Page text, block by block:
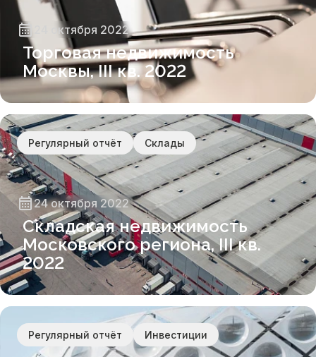
24 октября 2022
Торговая недвижимость
Москвы, III кв. 2022
Регулярный отчёт Склады
24 октября 2022
Складская недвижимость
Московского региона, III кв.
2022
Регулярный отчёт Инвестиции